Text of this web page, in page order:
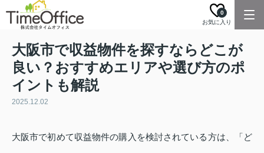
お気に入り
0
大阪市で収益物件を探すならどこが
良い？おすすめエリアや選び方のポ
イントも解説
2025.12.02
大阪市で初めて収益物件の購入を検討されている方は、「ど